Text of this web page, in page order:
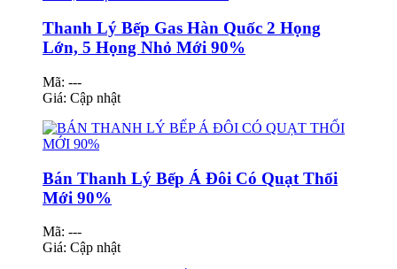
Thanh Lý Bếp Gas Hàn Quốc 2 Họng
Lớn, 5 Họng Nhỏ Mới 90%
Mã: ---
Giá: Cập nhật
Bán Thanh Lý Bếp Á Đôi Có Quạt Thổi
Mới 90%
Mã: ---
Giá: Cập nhật